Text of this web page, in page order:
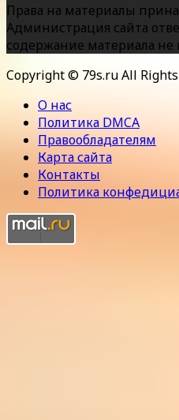
Права на материалы
Администрация сайта
содержание материала не
Copyright © 79s.ru All Rights
О нас
Политика DMCA
Правообладателям
Карта сайта
Контакты
Политика